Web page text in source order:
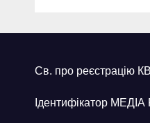
Св. про реєстрацію
Ідентифікатор